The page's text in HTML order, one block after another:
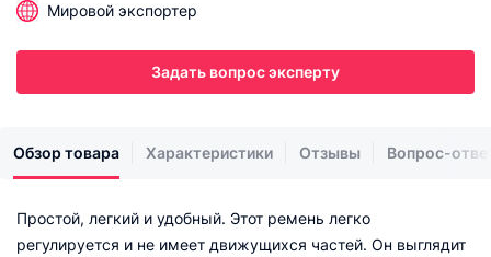
Мировой экспортер
Задать вопрос эксперту
Обзор товара Характеристики Отзывы Вопрос-
Простой, легкий и удобный. Этот ремень легко
регулируется и не имеет движущихся частей. Он выглядит